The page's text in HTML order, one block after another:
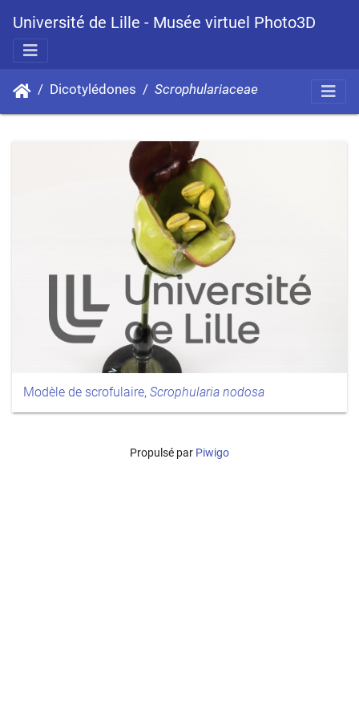
Université de Lille - Musée virtuel Photo3D
Dicotylédones Scrophulariaceae
Modèle de scrofulaire, Scrophularia nodosa
Propulsé par Piwigo